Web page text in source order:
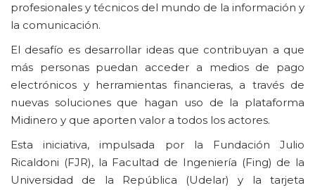
profesionales y técnicos del mundo de la información y
la comunicación.
El desafío es desarrollar ideas que contribuyan a que
más personas puedan acceder a medios de pago
electrónicos y herramientas financieras, a través de
nuevas soluciones que hagan uso de la plataforma
Midinero y que aporten valor a todos los actores.
Esta iniciativa, impulsada por la Fundación Julio
Ricaldoni (FJR), la Facultad de Ingeniería (Fing) de la
Universidad de la República (Udelar) y la tarjeta